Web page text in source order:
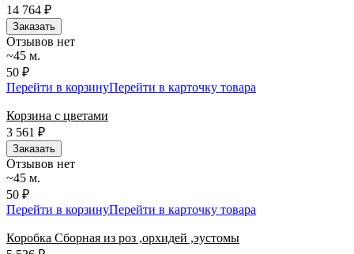
14 764 ₽
Заказать
Отзывов нет
~45 м.
50 ₽
Перейти в корзинуПерейти в карточку товара
Корзина с цветами
3 561
₽
Заказать
Отзывов нет
~45 м.
50 ₽
Перейти в корзинуПерейти в карточку товара
Коробка Сборная из роз ,орхидей ,эустомы